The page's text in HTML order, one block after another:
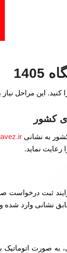
کنید. این مراحل
کشور
به نشانی
رعایت نماید.
ثبت درخواست
نشانی وارد
صورت اتوماتیک